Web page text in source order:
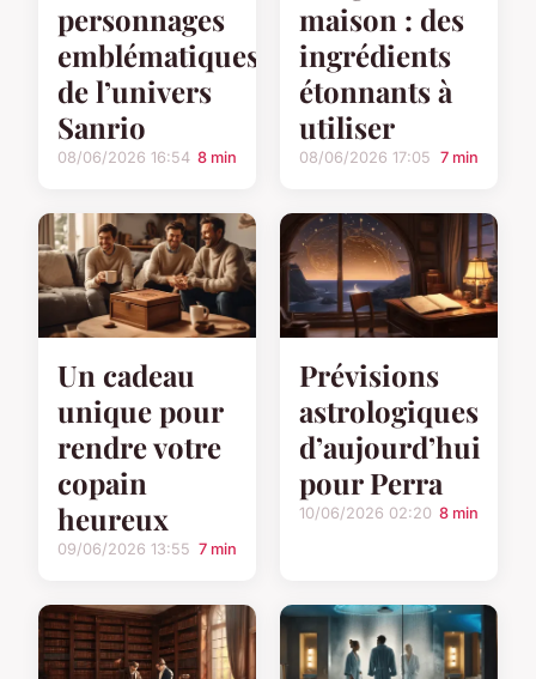
personnages
emblématiques
de l’univers
Sanrio
08/06/2026 16:54 8 min
maison : des
ingrédients
étonnants à
utiliser
08/06/2026 17:05 7 min
Un cadeau
unique pour
rendre votre
copain
heureux
09/06/2026 13:55 7 min
Prévisions
astrologiques
d’aujourd’hui
pour Perra
10/06/2026 02:20 8 min